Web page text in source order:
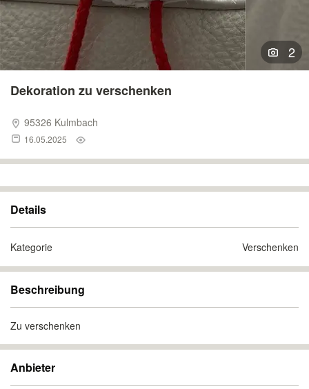
2
Dekoration zu verschenken
95326 Kulmbach
16.05.2025
Details
Kategorie Verschenken
Beschreibung
Zu verschenken
Anbieter